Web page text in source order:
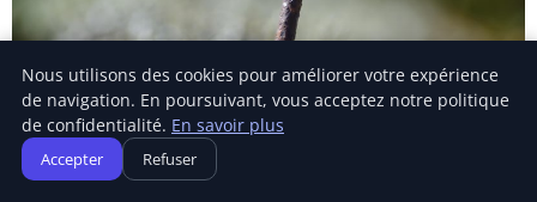
GESTION FINANCIÈRE
Nous utilisons des cookies pour améliorer votre expérience
de navigation. En poursuivant, vous acceptez notre politique
de confidentialité. En savoir plus
Accepter Refuser